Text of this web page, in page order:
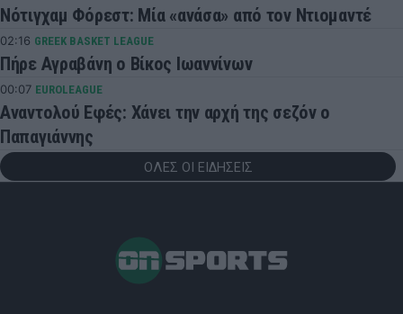
Νότιγχαμ Φόρεστ: Μία «ανάσα» από τον Ντιομαντέ
02:16 GREEK BASKET LEAGUE
Πήρε Αγραβάνη ο Βίκος Ιωαννίνων
00:07 EUROLEAGUE
Αναντολού Εφές: Χάνει την αρχή της σεζόν ο
Παπαγιάννης
ΟΛΕΣ ΟΙ ΕΙΔΗΣΕΙΣ